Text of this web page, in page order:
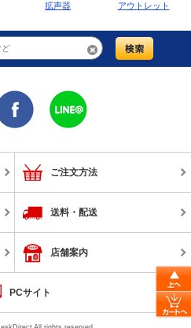
拡声器 アウトレット
ご注文方法
送料・配送
店舗案内
PCサイト